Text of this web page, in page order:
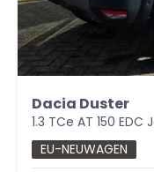
Dacia Duster
1.3 TCe AT 150
EU-NEUWAGEN